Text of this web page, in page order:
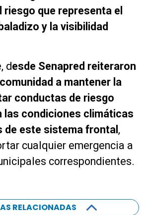
riesgo que representa el
y la visibilidad
desde Senapred reiteraron
a mantener la
conductas de riesgo
las condiciones climáticas
de este sistema frontal ,
cualquier emergencia a
correspondientes.
RELACIONADAS